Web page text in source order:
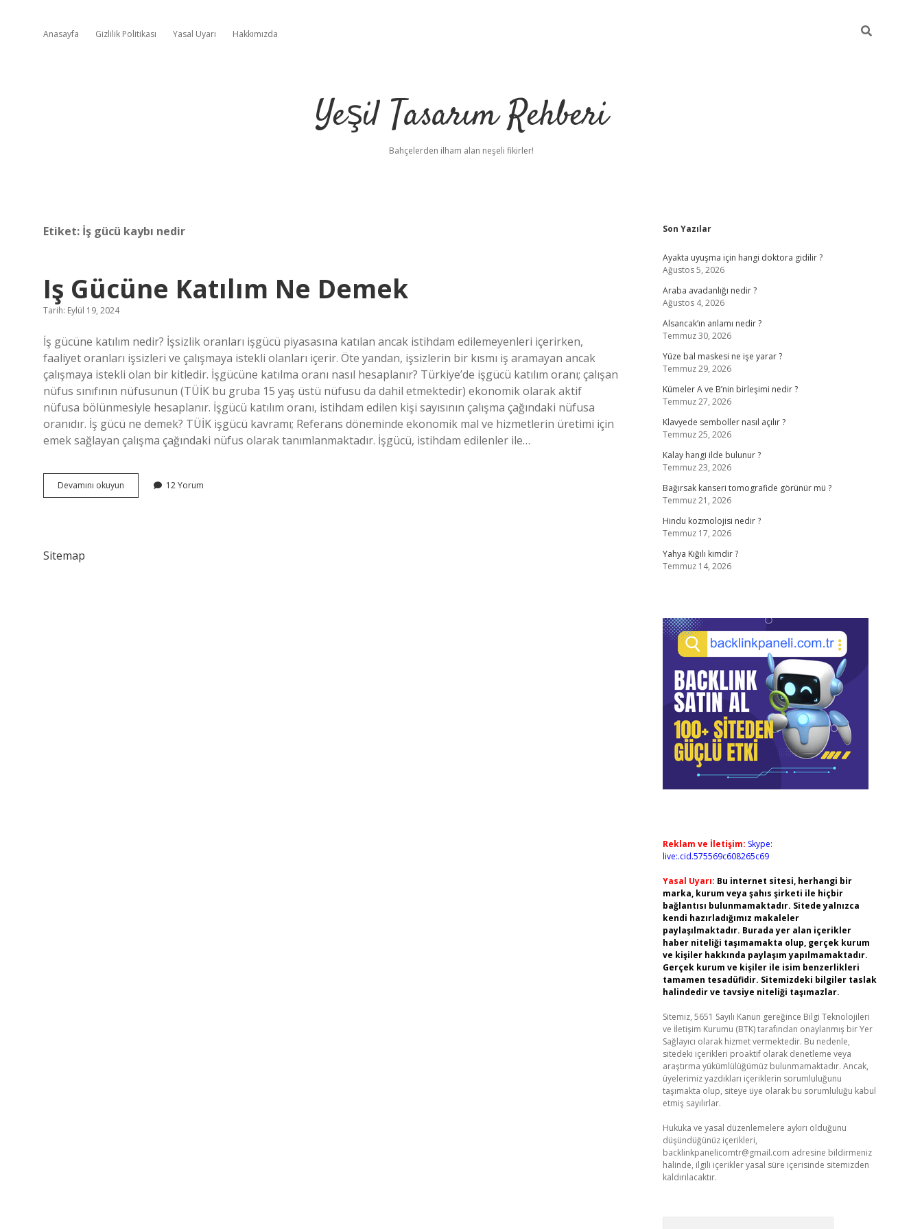
Anasayfa Gizlilik Politikası Yasal Uyarı Hakkımızda
Yeşil Tasarım Rehberi
Bahçelerden ilham alan neşeli fikirler!
Etiket: İş gücü kaybı nedir
Iş Gücüne Katılım Ne Demek
Tarih: Eylül 19, 2024
İş gücüne katılım nedir? İşsizlik oranları işgücü piyasasına katılan ancak istihdam edilemeyenleri içerirken,
faaliyet oranları işsizleri ve çalışmaya istekli olanları içerir. Öte yandan, işsizlerin bir kısmı iş aramayan ancak
çalışmaya istekli olan bir kitledir. İşgücüne katılma oranı nasıl hesaplanır? Türkiye’de işgücü katılım oranı; çalışan
nüfus sınıfının nüfusunun (TÜİK bu gruba 15 yaş üstü nüfusu da dahil etmektedir) ekonomik olarak aktif
nüfusa bölünmesiyle hesaplanır. İşgücü katılım oranı, istihdam edilen kişi sayısının çalışma çağındaki nüfusa
oranıdır. İş gücü ne demek? TÜİK işgücü kavramı; Referans döneminde ekonomik mal ve hizmetlerin üretimi için
emek sağlayan çalışma çağındaki nüfus olarak tanımlanmaktadır. İşgücü, istihdam edilenler ile…
Devamını okuyun
Gücüne
12 Yorum
Sitemap
Sidebar
Son Yazılar
Ayakta uyuşma için hangi doktora gidilir ?
Ağustos 5, 2026
Araba avadanlığı nedir ?
Ağustos 4, 2026
Alsancak’ın anlamı nedir ?
Temmuz 30, 2026
Yüze bal maskesi ne işe yarar ?
Temmuz 29, 2026
Kümeler A ve B’nin birleşimi nedir ?
Temmuz 27, 2026
Klavyede semboller nasıl açılır ?
Temmuz 25, 2026
Kalay hangi ilde bulunur ?
Temmuz 23, 2026
Bağırsak kanseri tomografide görünür mü ?
Temmuz 21, 2026
Hindu kozmolojisi nedir ?
Temmuz 17, 2026
Yahya Kığılı kimdir ?
Temmuz 14, 2026
Reklam ve İletişim: Skype:
live:.cid.575569c608265c69
Yasal Uyarı: Bu internet sitesi, herhangi bir
marka, kurum veya şahıs şirketi ile hiçbir
bağlantısı bulunmamaktadır. Sitede yalnızca
kendi hazırladığımız makaleler
paylaşılmaktadır. Burada yer alan içerikler
haber niteliği taşımamakta olup, gerçek kurum
ve kişiler hakkında paylaşım yapılmamaktadır.
Gerçek kurum ve kişiler ile isim benzerlikleri
tamamen tesadüfidir. Sitemizdeki bilgiler taslak
halindedir ve tavsiye niteliği taşımazlar.
Sitemiz, 5651 Sayılı Kanun gereğince Bilgi Teknolojileri
ve İletişim Kurumu (BTK) tarafından onaylanmış bir Yer
Sağlayıcı olarak hizmet vermektedir. Bu nedenle,
sitedeki içerikleri proaktif olarak denetleme veya
araştırma yükümlülüğümüz bulunmamaktadır. Ancak,
üyelerimiz yazdıkları içeriklerin sorumluluğunu
taşımakta olup, siteye üye olarak bu sorumluluğu kabul
etmiş sayılırlar.
Hukuka ve yasal düzenlemelere aykırı olduğunu
düşündüğünüz içerikleri,
backlinkpanelicomtr@gmail.com adresine bildirmeniz
halinde, ilgili içerikler yasal süre içerisinde sitemizden
kaldırılacaktır.